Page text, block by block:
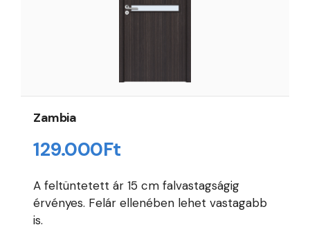
Zambia
129.000Ft
A feltüntetett ár 15 cm falvastagságig
érvényes. Felár ellenében lehet vastagabb
is.